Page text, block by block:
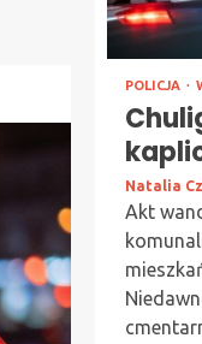
POLICJA
Natalia
Akt